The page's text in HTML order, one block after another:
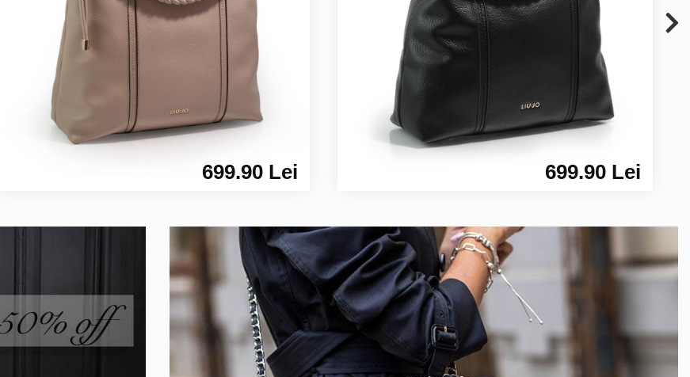
699.90 Lei 699.90 Lei